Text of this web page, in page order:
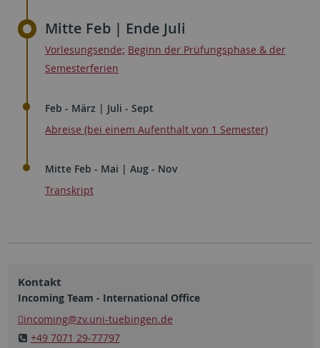
Mitte Feb | Ende Juli
Vorlesungsende; Beginn der Prüfungsphase & der
Semesterferien
Feb - März | Juli - Sept
Abreise (bei einem Aufenthalt von 1 Semester)
Mitte Feb - Mai | Aug - Nov
Transkript
Kontakt
Incoming Team - International Office
incoming@zv.uni-tuebingen.de
+49 7071 29-77797